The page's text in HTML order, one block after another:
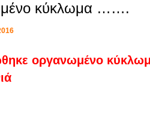
κύκλωμα …….
οργανωμένο